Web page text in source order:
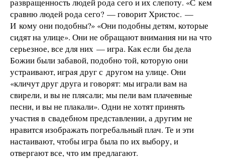
сравню людей рода сего? — говорит Христос. —
И кому они подобны?» «Они подобны детям, которые
сидят на улице». Они не обращают внимания ни на что
серьезное, все для них — игра. Как если бы дела
Божии были забавой, подобно той, которую они
устраивают, играя друг с другом на улице. Они
«кличут друг друга и говорят: мы играли вам на
свирели, и вы не плясали; мы пели вам плачевные
песни, и вы не плакали». Одни не хотят принять
участия в свадебном представлении, а другим не
нравится изображать погребальный плач. Те и эти
настаивают, чтобы игра была по их выбору, и
отвергают все, что им предлагают.